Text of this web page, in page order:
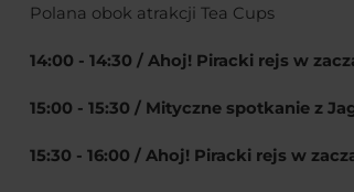
Polana obok atrakcji Tea Cups
14:00 - 14:30 / Ahoj! Piracki rejs w
15:00 - 15:30 / Mityczne spotkanie z
15:30 - 16:00 / Ahoj! Piracki rejs w